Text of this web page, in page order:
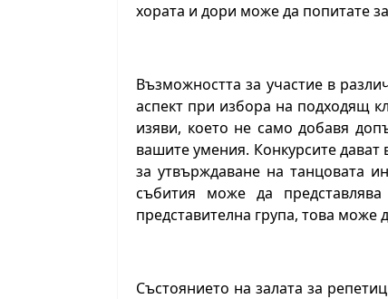
хората и дори може да попитате
Възможността за участие в
аспект при избора на подходящ
изяви, което не само добавя
вашите умения. Конкурсите
за утвърждаване на танцовата
събития може да
представителна група, това
Състоянието на залата за